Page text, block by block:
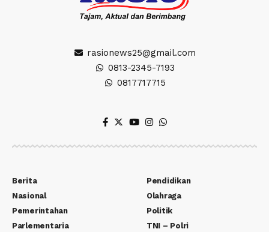
rasionews25@gmail.com
0813-2345-7193
0817717715
Berita
Nasional
Pemerintahan
Parlementaria
Pendidikan
Olahraga
Politik
TNI – Polri